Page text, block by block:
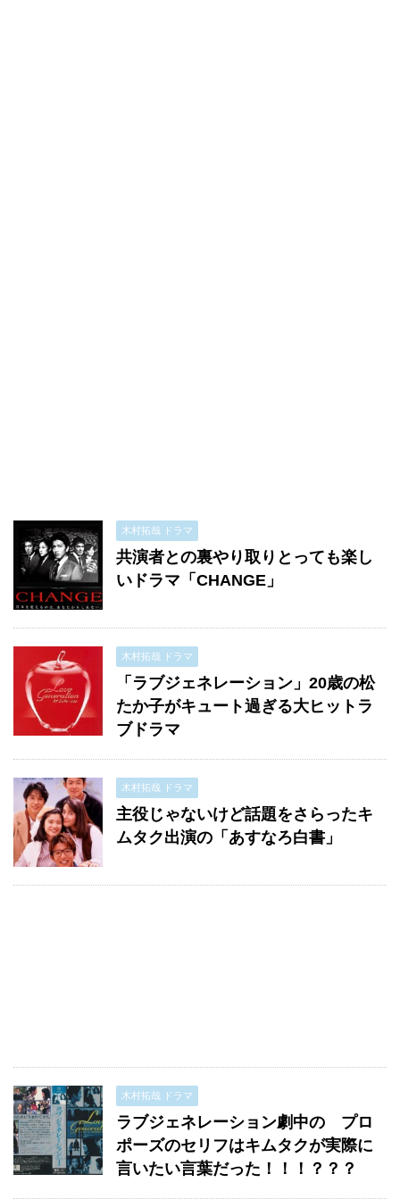
木村拓哉 ドラマ
共演者との裏やり取りとっても楽し
いドラマ「CHANGE」
木村拓哉 ドラマ
「ラブジェネレーション」20歳の松
たか子がキュート過ぎる大ヒットラ
ブドラマ
木村拓哉 ドラマ
主役じゃないけど話題をさらったキ
ムタク出演の「あすなろ白書」
木村拓哉 ドラマ
ラブジェネレーション劇中の プロ
ポーズのセリフはキムタクが実際に
言いたい言葉だった！！！？？？